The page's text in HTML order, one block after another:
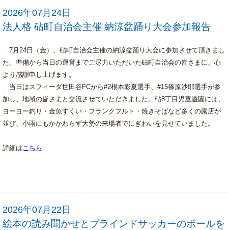
2026年07月24日
法人格 砧町自治会主催 納涼盆踊り大会参加報告
7月24日（金）、砧町自治会主催の納涼盆踊り大会に参加させて頂きまし
た。準備から当日の運営までご尽力いただいた砧町自治会の皆さまに、心
より感謝申し上げます。
当日はスフィーダ世田谷FCから#2根本彩夏選手、#15篠原沙耶選手が参
加し、地域の皆さまと交流させていただきました。砧8丁目児童遊園には、
ヨーヨー釣り・金魚すくい・フランクフルト・焼きそばなど多くの露店が
並び、小雨にもかかわらず大勢の来場者でにぎわいを見せていました。
詳細は こちら
2026年07月22日
絵本の読み聞かせとブラインドサッカーのボールを